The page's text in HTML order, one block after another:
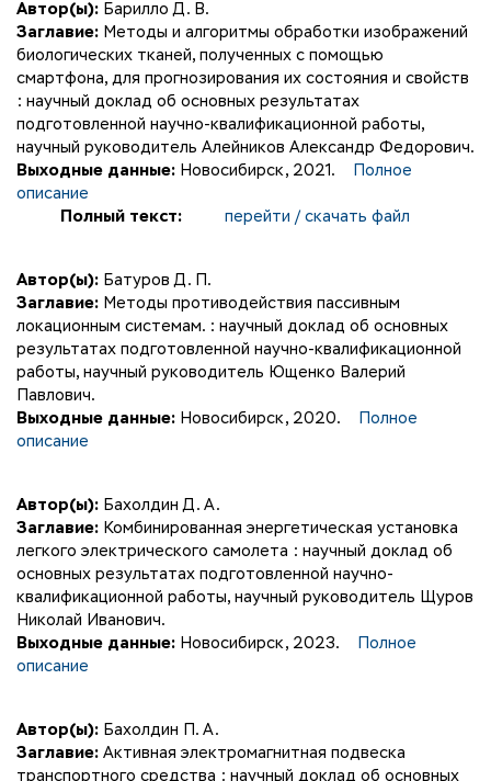
Автор(ы): Барилло Д. В.
Заглавие: Методы и алгоритмы обработки изображений
биологических тканей, полученных с помощью
смартфона, для прогнозирования их состояния и свойств
: научный доклад об основных результатах
подготовленной научно-квалификационной работы,
научный руководитель Алейников Александр Федорович.
Выходные данные: Новосибирск, 2021.
Полное
описание
Полный текст:
перейти / скачать файл
Автор(ы): Батуров Д. П.
Заглавие: Методы противодействия пассивным
локационным системам. : научный доклад об основных
результатах подготовленной научно-квалификационной
работы, научный руководитель Ющенко Валерий
Павлович.
Выходные данные: Новосибирск, 2020.
Полное
описание
Автор(ы): Бахолдин Д. А.
Заглавие: Комбинированная энергетическая установка
легкого электрического самолета : научный доклад об
основных результатах подготовленной научно-
квалификационной работы, научный руководитель Щуров
Николай Иванович.
Выходные данные: Новосибирск, 2023.
Полное
описание
Автор(ы): Бахолдин П. А.
Заглавие: Активная электромагнитная подвеска
транспортного средства : научный доклад об основных